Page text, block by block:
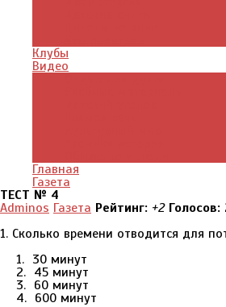
Клубы
Видео
Главная
Газета
ТЕСТ № 4
Adminos Газета Рейтинг: +2 Голосов:
1. Сколько времени отводится для
1. 30 минут
2. 45 минут
3. 60 минут
4. 600 минут